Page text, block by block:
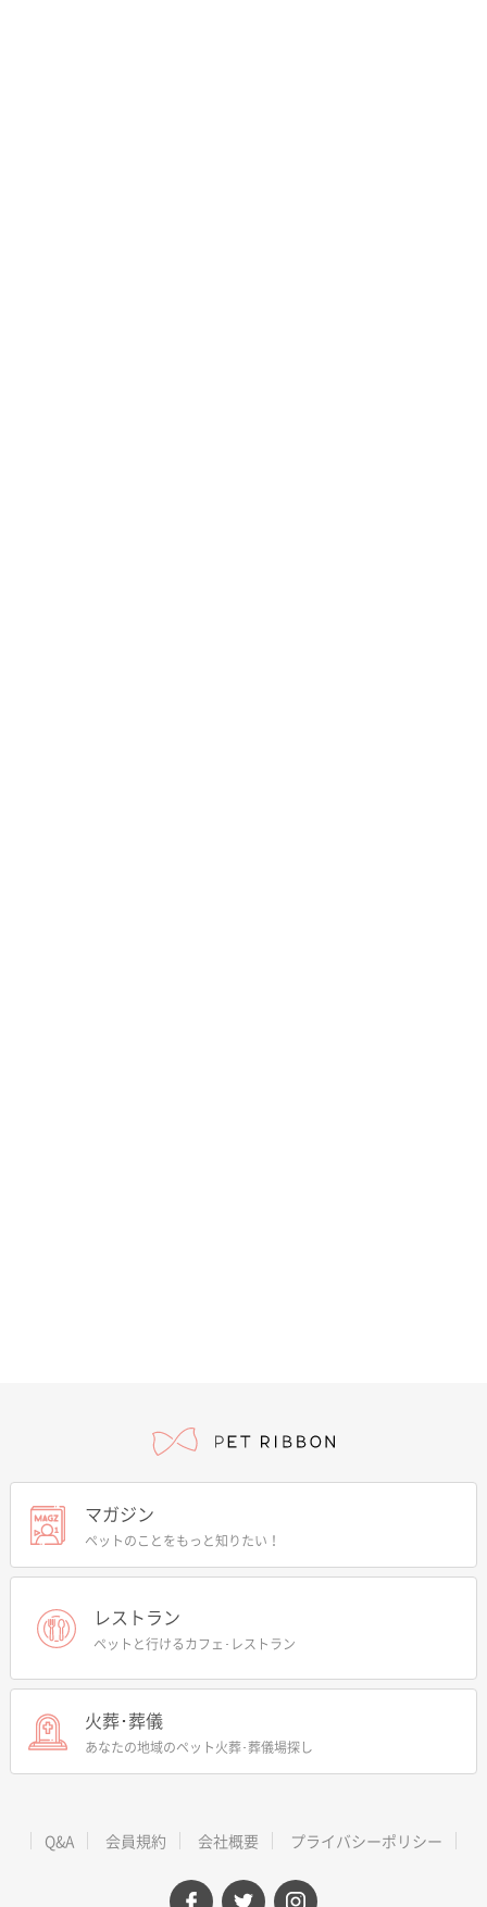
マガジン
ペットのことをもっと知りたい！
レストラン
ペットと行けるカフェ･レストラン
火葬･葬儀
あなたの地域のペット火葬･葬儀場探し
Q&A 会員規約 会社概要 プライバシーポリシー
facebooktwitterinstagram